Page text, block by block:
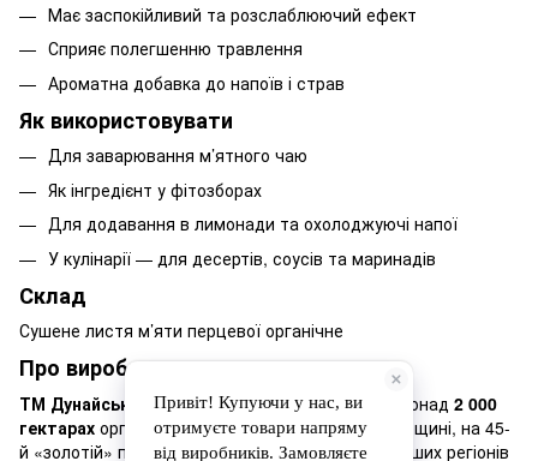
Має заспокійливий та розслаблюючий ефект
Сприяє полегшенню травлення
Ароматна добавка до напоїв і страв
Як використовувати
Для заварювання м’ятного чаю
Як інгредієнт у фітозборах
Для додавання в лимонади та охолоджуючі напої
У кулінарії — для десертів, соусів та маринадів
Склад
Сушене листя м’яти перцевої органічне
Про виробника
ТМ Дунайський Аграрій вирощує сировину на понад 2 000
гектарах органічної землі в селі Саф'яни на Одещині, на 45-
й «золотій» паралелі — одному з найсприятливіших регіонів